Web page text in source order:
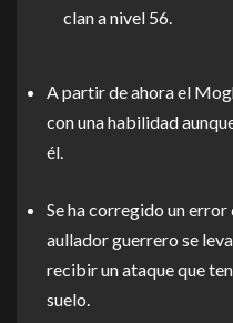
clan a nivel 56.
A partir de ahora el
con una habilidad
él.
Se ha corregido un
aullador guerrero se
recibir un ataque que
suelo.